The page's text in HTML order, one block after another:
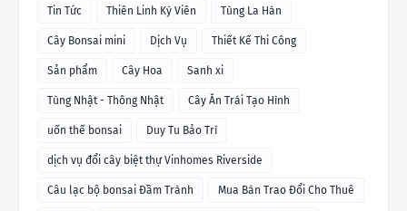
Tin Tức Thiên Linh Kỳ Viên Tùng La Hán
Cây Bonsai mini Dịch Vụ Thiết Kế Thi Công
Sản phẩm Cây Hoa Sanh xi
Tùng Nhật - Thông Nhật Cây Ăn Trái Tạo Hình
uốn thế bonsai Duy Tu Bảo Trì
dịch vụ đổi cây biệt thự Vinhomes Riverside
Câu lạc bộ bonsai Đầm Trành Mua Bán Trao Đổi Cho Thuê